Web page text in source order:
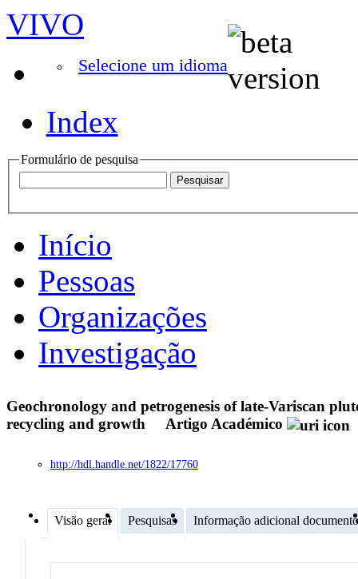
VIVO
Selecione um idioma
Index
Formulário de pesquisa
Início
Pessoas
Organizações
Investigação
Geochronology and petrogenesis of late-Variscan
recycling and growth
Artigo Académico
http://hdl.handle.net/1822/17760
Visão geral Pesquisas Informação adicional documento